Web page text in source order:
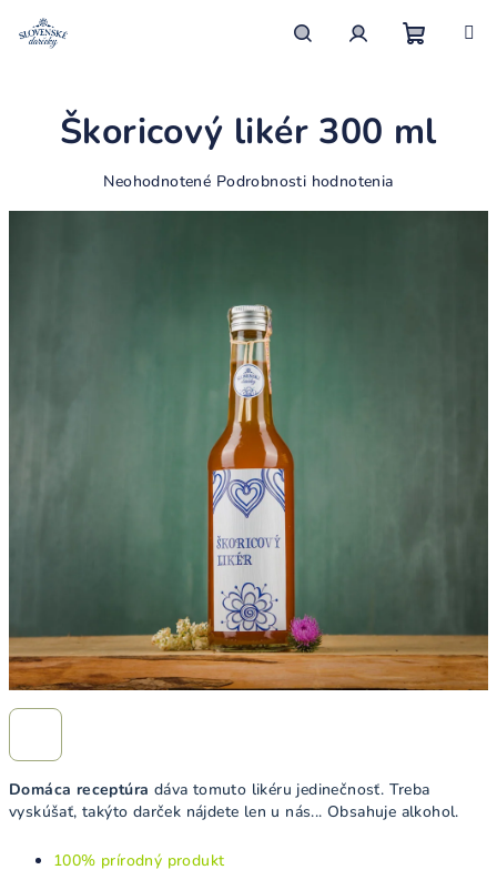
košík
Domáca receptúra dáva tomuto likéru jedinečnosť. Treba
vyskúšať, takýto darček nájdete len u nás... Obsahuje alkohol.
100% prírodný produkt
Škoricový likér 300 ml
Priemerné
Neohodnotené Podrobnosti hodnotenia